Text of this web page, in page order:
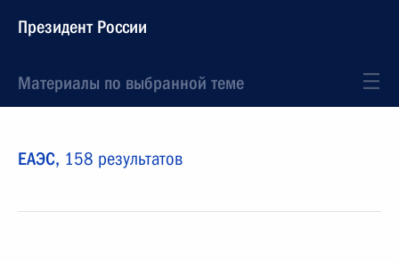
Президент России
Материалы по выбранной теме
ЕАЭС, 158 результатов